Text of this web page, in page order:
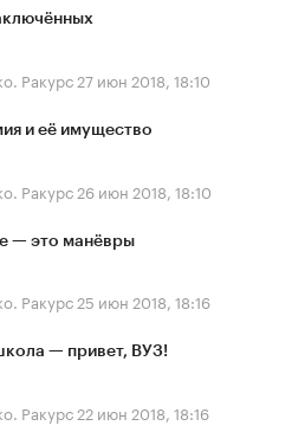
Ракурс 27 июн 2018, 18:10
и её имущество
Ракурс 26 июн 2018, 18:10
— это манёвры
Ракурс 25 июн 2018, 18:16
— привет, ВУЗ!
Ракурс 22 июн 2018, 18:16